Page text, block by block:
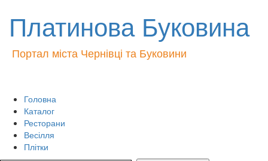
Платинова Буковина
Портал міста Чернівці та Буковини
Головна
Каталог
Ресторани
Весілля
Плітки